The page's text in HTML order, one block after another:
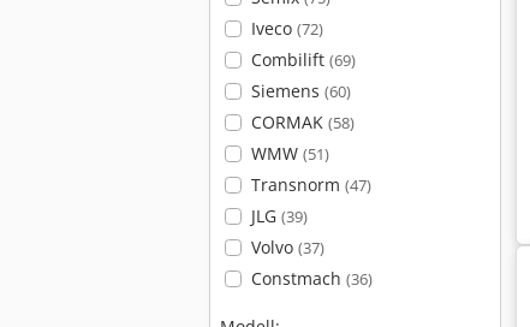
Iveco (72)
Combilift (69)
Siemens (60)
CORMAK (58)
WMW (51)
Transnorm (47)
JLG (39)
Volvo (37)
Constmach (36)